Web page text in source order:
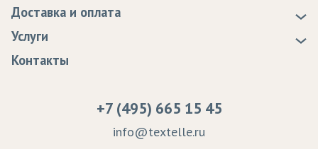
Статьи
Программа лояльности
Сертификаты качества
Судебные решения
Политика Конфиденциальности
Доставка и оплата
Доставка
Оплата
Услуги
Образцы
Контакты
+7 (495) 665 15 45
info@textelle.ru